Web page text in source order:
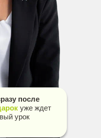
после
уже ждет
урок